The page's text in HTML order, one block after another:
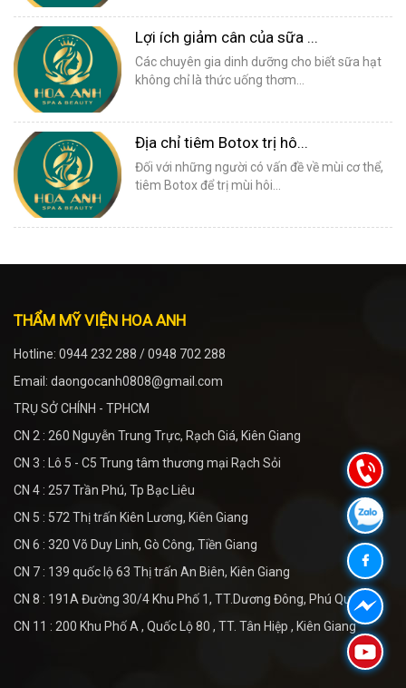
Lợi ích giảm cân của sữa ...
Các chuyên gia dinh dưỡng cho biết sữa hạt
không chỉ là thức uống thơm...
Địa chỉ tiêm Botox trị hô...
Đối với những người có vấn đề về mùi cơ thể,
tiêm Botox để trị mùi hôi...
THẨM MỸ VIỆN HOA ANH
Hotline: 0944 232 288 / 0948 702 288
Email: daongocanh0808@gmail.com
TRỤ SỞ CHÍNH - TPHCM
CN 2 : 260 Nguyễn Trung Trực, Rạch Giá, Kiên Giang
CN 3 : Lô 5 - C5 Trung tâm thương mại Rạch Sỏi
CN 4 : 257 Trần Phú, Tp Bạc Liêu
CN 5 : 572 Thị trấn Kiên Lương, Kiên Giang
CN 6 : 320 Võ Duy Linh, Gò Công, Tiền Giang
CN 7 : 139 quốc lộ 63 Thị trấn An Biên, Kiên Giang
CN 8 : 191A Đường 30/4 Khu Phố 1, TT.Dương Đông, Phú Quốc
CN 11 : 200 Khu Phố A , Quốc Lộ 80 , TT. Tân Hiệp , Kiên Giang